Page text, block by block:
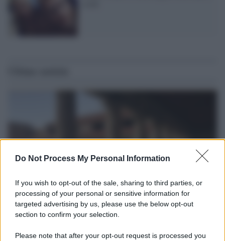
Do Not Process My Personal Information
If you wish to opt-out of the sale, sharing to third parties, or
processing of your personal or sensitive information for
targeted advertising by us, please use the below opt-out
section to confirm your selection.
Please note that after your opt-out request is processed you
Oplontis, le vittime dell’eruzione del Vesuvio
furono più numerose del previsto